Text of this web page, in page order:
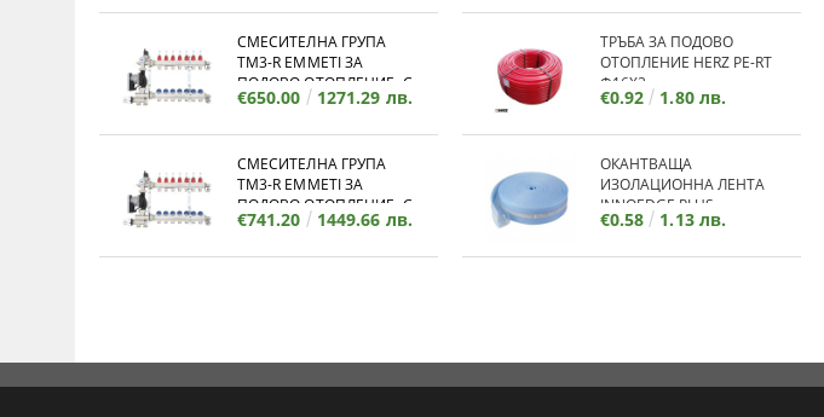
СМЕСИТЕЛНА ГРУПА
TM3-R EMMETI ЗА
ПОДОВО ОТОПЛЕНИЕ, С
КОЛЕКТОР - 12 ИЗВОДА
€650.00 1271.29 лв.
СМЕСИТЕЛНА ГРУПА
TM3-R EMMETI ЗА
ПОДОВО ОТОПЛЕНИЕ, С
КОЛЕКТОР - 11 ИЗВОДА
€741.20 1449.66 лв.
ТРЪБА ЗА ПОДОВО
ОТОПЛЕНИЕ HERZ PE-RT
Ф16Х2
€0.92 1.80 лв.
ОКАНТВАЩА
ИЗОЛАЦИОННА ЛЕНТА
INNOEDGE PLUS
€0.58 1.13 лв.